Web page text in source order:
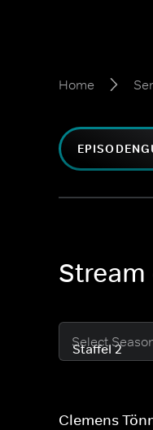
Home
Select
Clemens